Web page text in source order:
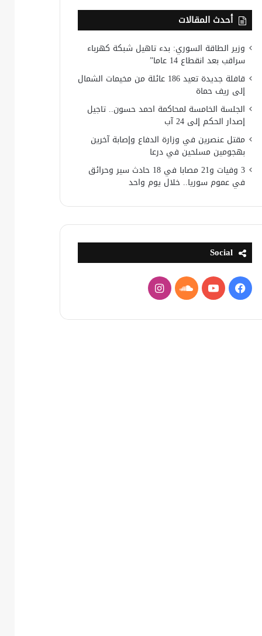
أحدث المقالات
وزير الطاقة السوري: بدء تاهيل شبكة كهرباء
سراقب بعد انقطاع 14 عاما”
قافلة جديدة تعيد 186 عائلة من مخيمات الشمال
إلى ريف حماة
الجلسة الخامسة لمحاكمة احمد حسون.. تاجيل
إصدار الحكم إلى 24 آب
مقتل عنصرين في وزارة الدفاع وإصابة آخرين
بهجومين مسلحين في درعا
3 وفيات و21 مصابا في 18 حادث سير وحرائق
في عموم سوريا.. خلال يوم واحد
Social
فيسبوكيوتيوبساوندانستقرام